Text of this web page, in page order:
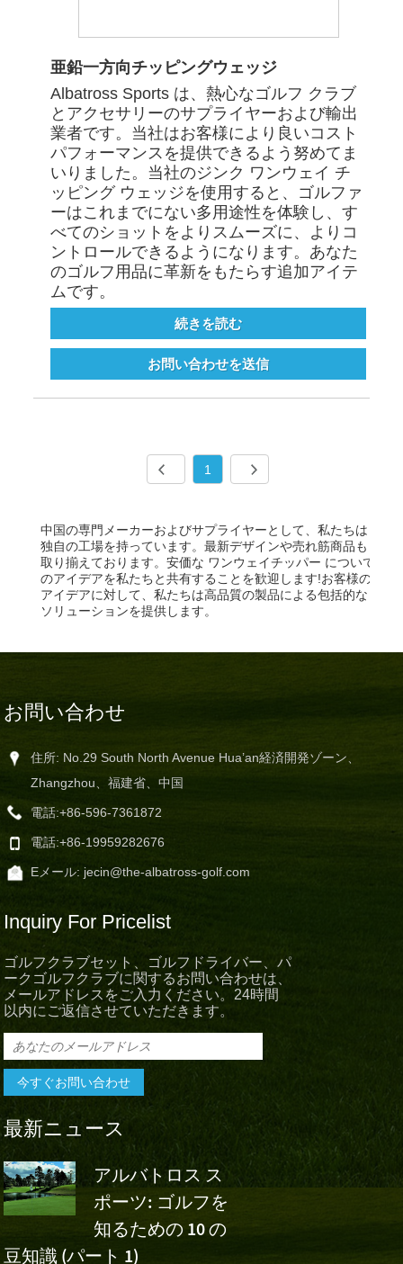
亜鉛一方向チッピングウェッジ
Albatross Sports は、熱心なゴルフ クラブ
とアクセサリーのサプライヤーおよび輸出
業者です。当社はお客様により良いコスト
パフォーマンスを提供できるよう努めてま
いりました。当社のジンク ワンウェイ チ
ッピング ウェッジを使用すると、ゴルファ
ーはこれまでにない多用途性を体験し、す
べてのショットをよりスムーズに、よりコ
ントロールできるようになります。あなた
のゴルフ用品に革新をもたらす追加アイテ
ムです。
続きを読む
お問い合わせを送信
1
中国の専門メーカーおよびサプライヤーとして、私たちは
独自の工場を持っています。最新デザインや売れ筋商品も
取り揃えております。安価な ワンウェイチッパー について
のアイデアを私たちと共有することを歓迎します!お客様の
アイデアに対して、私たちは高品質の製品による包括的な
ソリューションを提供します。
お問い合わせ
住所: No.29 South North Avenue Hua’an経済開発ゾーン、
Zhangzhou、福建省、中国
電話:+86-596-7361872
電話:+86-19959282676
Eメール: jecin@the-albatross-golf.com
Inquiry For Pricelist
ゴルフクラブセット、ゴルフドライバー、パ
ークゴルフクラブに関するお問い合わせは、
メールアドレスをご入力ください。24時間
以内にご返信させていただきます。
最新ニュース
アルバトロス ス
ポーツ: ゴルフを
知るための 10 の
豆知識 (パート 1)
アルバト